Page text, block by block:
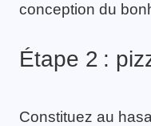
conception du
Étape 2 :
Constituez au